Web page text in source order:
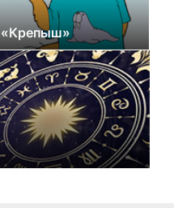
«Крепыш»